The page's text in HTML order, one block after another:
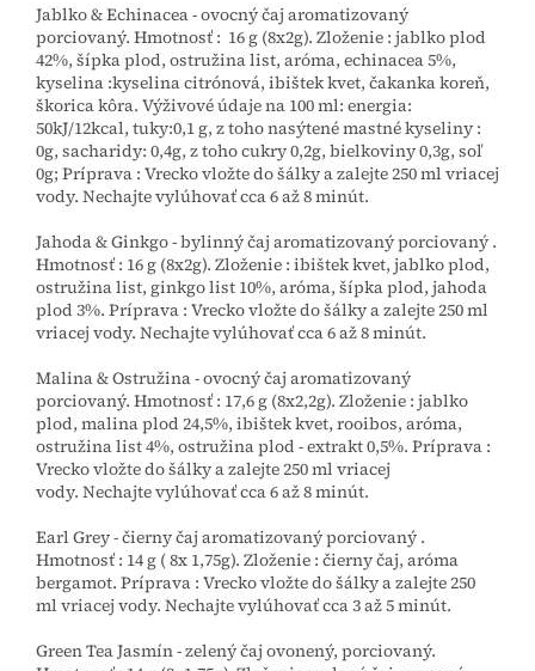
Jablko & Echinacea - ovocný čaj aromatizovaný
porciovaný. Hmotnosť : 16 g (8x2g). Zloženie : jablko plod
42%, šípka plod, ostružina list, aróma, echinacea 5%,
kyselina :kyselina citrónová, ibištek kvet, čakanka koreň,
škorica kôra. Výživové údaje na 100 ml: energia:
50kJ/12kcal, tuky:0,1 g, z toho nasýtené mastné kyseliny :
0g, sacharidy: 0,4g, z toho cukry 0,2g, bielkoviny 0,3g, soľ
0g; Príprava : Vrecko vložte do šálky a zalejte 250 ml vriacej
vody. Nechajte vylúhovať cca 6 až 8 minút.
Jahoda & Ginkgo - bylinný čaj aromatizovaný porciovaný .
Hmotnosť : 16 g (8x2g). Zloženie : ibištek kvet, jablko plod,
ostružina list, ginkgo list 10%, aróma, šípka plod, jahoda
plod 3%. Príprava : Vrecko vložte do šálky a zalejte 250 ml
vriacej vody. Nechajte vylúhovať cca 6 až 8 minút.
Malina & Ostružina - ovocný čaj aromatizovaný
porciovaný. Hmotnosť : 17,6 g (8x2,2g). Zloženie : jablko
plod, malina plod 24,5%, ibištek kvet, rooibos, aróma,
ostružina list 4%, ostružina plod - extrakt 0,5%. Príprava :
Vrecko vložte do šálky a zalejte 250 ml vriacej
vody. Nechajte vylúhovať cca 6 až 8 minút.
Earl Grey - čierny čaj aromatizovaný porciovaný .
Hmotnosť : 14 g ( 8x 1,75g). Zloženie : čierny čaj, aróma
bergamot. Príprava : Vrecko vložte do šálky a zalejte 250
ml vriacej vody. Nechajte vylúhovať cca 3 až 5 minút.
Green Tea Jasmín - zelený čaj ovonený, porciovaný.